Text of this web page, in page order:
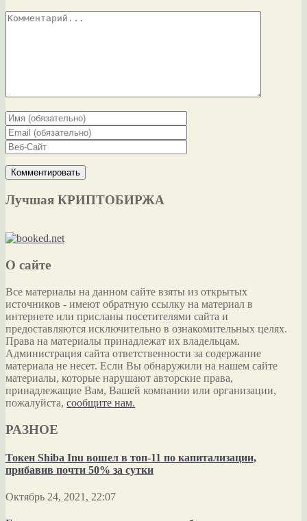
Лучшая КРИПТОБИРЖА
О сайте
Все материалы на данном сайте взяты из открытых
источников - имеют обратную ссылку на материал в
интернете или присланы посетителями сайта и
предоставляются исключительно в ознакомительных целях.
Права на материалы принадлежат их владельцам.
Администрация сайта ответственности за содержание
материала не несет. Если Вы обнаружили на нашем сайте
материалы, которые нарушают авторские права,
принадлежащие Вам, Вашей компании или организации,
пожалуйста, сообщите нам.
РАЗНОЕ
Токен Shiba Inu вошел в топ-11 по капитализации,
прибавив почти 50% за сутки
Октябрь 24, 2021, 22:07